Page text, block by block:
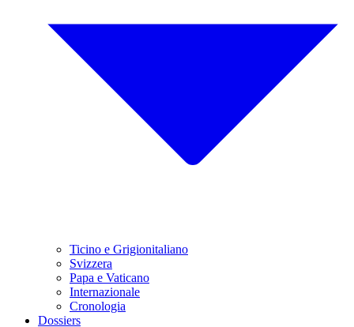
Ticino e Grigionitaliano
Svizzera
Papa e Vaticano
Internazionale
Cronologia
Dossiers